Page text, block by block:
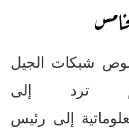
6-7-2020 بخصوص شبكات الجيل
ترد إلى
إلى رئيس